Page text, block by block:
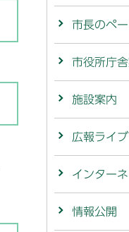
市長のペ
市役所庁
施設案内
広報ライ
インター
情報公開